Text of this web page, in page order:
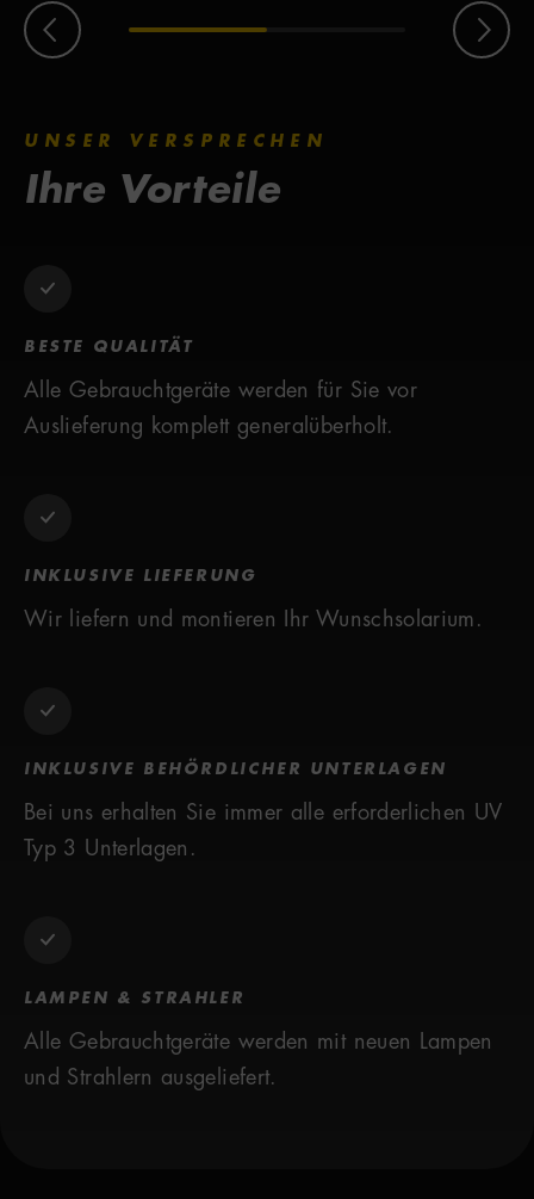
UNSER VERSPRECHEN
Ihre Vorteile
BESTE QUALITÄT
Alle Gebrauchtgeräte werden für Sie vor
Auslieferung komplett generalüberholt.
INKLUSIVE LIEFERUNG
Wir liefern und montieren Ihr Wunschsolarium.
INKLUSIVE BEHÖRDLICHER UNTERLAGEN
Bei uns erhalten Sie immer alle erforderlichen UV
Typ 3 Unterlagen.
LAMPEN & STRAHLER
Alle Gebrauchtgeräte werden mit neuen Lampen
und Strahlern ausgeliefert.